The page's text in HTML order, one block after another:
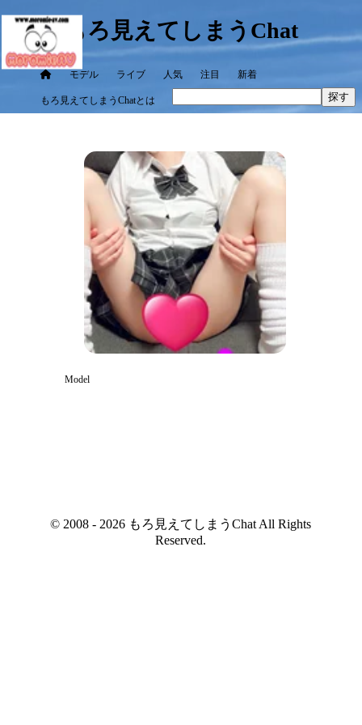
もろ見えてしまうChat
モデル ライブ 人気 注目 新着
もろ見えてしまうChatとは 探す
Model
© 2008 - 2026 もろ見えてしまうChat All Rights
Reserved.